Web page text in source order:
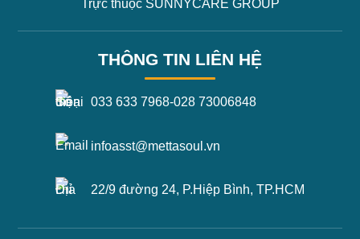
Trực thuộc SUNNYCARE GROUP
THÔNG TIN LIÊN HỆ
033 633 7968-028 73006848
infoasst@mettasoul.vn
22/9 đường 24, P.Hiệp Bình, TP.HCM